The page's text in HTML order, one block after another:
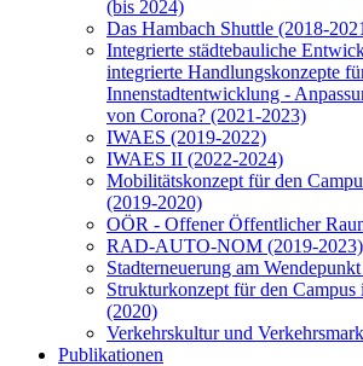
(bis 2024)
Das Hambach Shuttle (2018-
Integrierte städtebauliche
integrierte Handlungskonzepte
Innenstadtentwicklung -
von Corona? (2021-2023)
IWAES (2019-2022)
IWAES II (2022-2024)
Mobilitätskonzept für den
(2019-2020)
OÖR - Offener Öffentlicher
RAD-AUTO-NOM (2019-2023)
Stadterneuerung am
Strukturkonzept für den Campus
(2020)
Verkehrskultur und
Publikationen